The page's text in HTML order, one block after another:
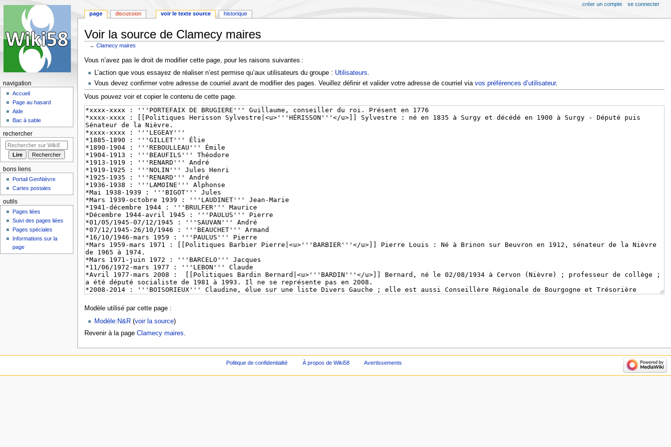
Voir la source de Clamecy maires
←Clamecy maires
Aller
navigation
Aller
recherche
Vous n’avez pas le droit de modifier cette page, pour les raisons suivantes :
L’action que vous essayez de réaliser n’est permise qu’aux utilisateurs du groupe : Utilisateurs.
Vous devez confirmer votre adresse de courriel avant de modifier des pages. Veuillez définir et valider votre adresse de courriel via vos préférences d’utilisateur.
Vous pouvez voir et copier le contenu de cette page.
Modèle utilisé par cette page :
Modèle:N&R(voir la source)
Revenir à la page Clamecy maires.
page discussion voir le texte source historique
créer un compte se connecter
navigation
Accueil
Page au hasard
Aide
Bac à sable
rechercher
bons liens
Portail GenNièvre
Cartes postales
outils
Pages liées
Suivi des pages liées
Pages spéciales
Informations sur la
page
Politique de confidentialité À propos de Wiki58 Avertissements